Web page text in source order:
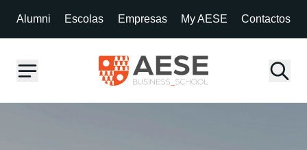
Alumni Escolas Empresas My AESE Contactos